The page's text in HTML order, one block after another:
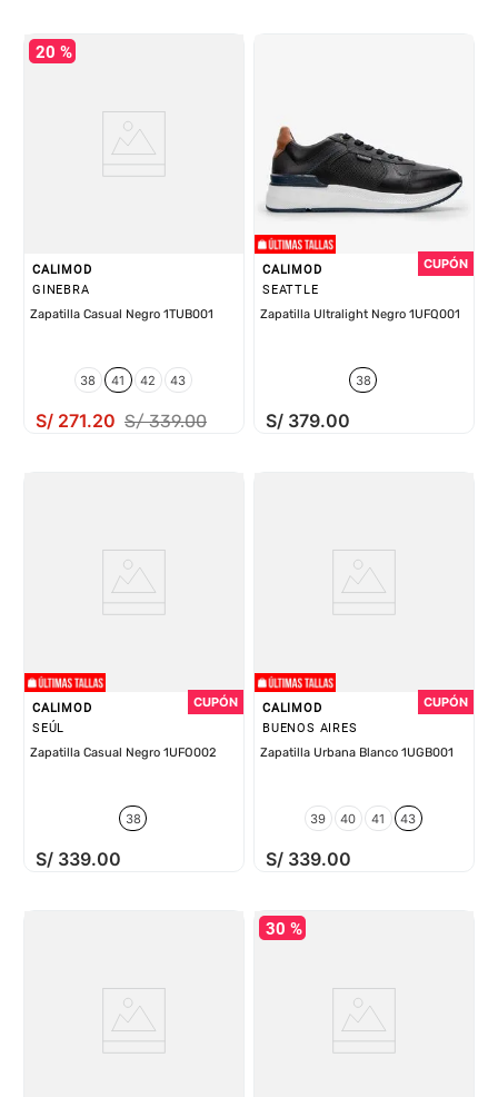
20 %
CALIMOD
GINEBRA
Zapatilla Casual Negro 1TUB001
38 41 42 43
S/ 271.20 S/ 339.00
CALIMOD
SEATTLE
Zapatilla Ultralight Negro 1UFQ001
38
S/ 379.00
CALIMOD
SEÚL
Zapatilla Casual Negro 1UFO002
38
S/ 339.00
CALIMOD
BUENOS AIRES
Zapatilla Urbana Blanco 1UGB001
39 40 41 43
S/ 339.00
30 %